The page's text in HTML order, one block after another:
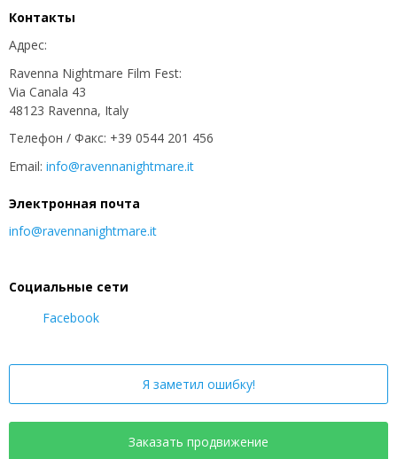
Контакты
Адрес:
Ravenna Nightmare Film Fest:
Via Canala 43
48123 Ravenna, Italy
Телефон / Факс: +39 0544 201 456
Email: info@ravennanightmare.it
Электронная почта
info@ravennanightmare.it
Социальные сети
Facebook
Я заметил ошибку!
Заказать продвижение